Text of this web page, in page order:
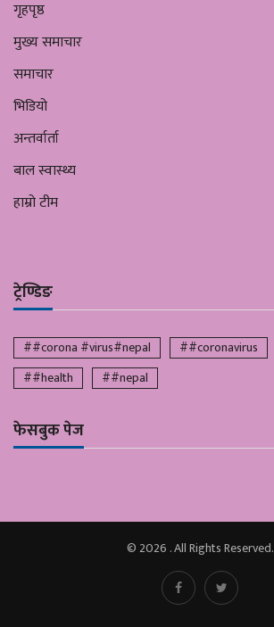
गृहपृष्ठ
मुख्य समाचार
समाचार
भिडियो
अन्तर्वार्ता
बाल स्वास्थ्य
हाम्रो टीम
ट्रेण्डिङ
##corona #virus#nepal ##coronavirus
##health
##nepal
फेसबुक पेज
© 2026 . All Rights Reserved.